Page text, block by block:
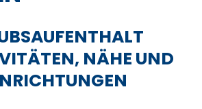
NÄHE UND